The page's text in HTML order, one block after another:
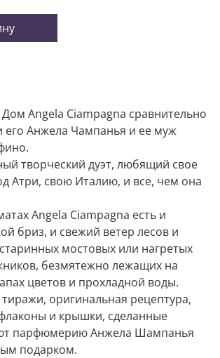
Angela Ciampagna сравнительно
его Анжела Чампанья и ее муж
творческий дуэт, любящий свое
Атри, свою Италию, и все, чем она
Angela Ciampagna есть и
бриз, и свежий ветер лесов и
мостовых или нагретых
безмятежно лежащих на
цветов и прохладной воды.
оригинальная рецептура,
и крышки, сделанные
парфюмерию Анжела Шампанья
подарком.